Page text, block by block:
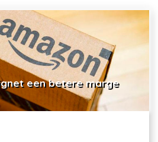
een betere marge